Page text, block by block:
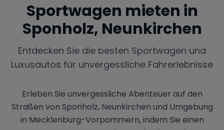
Sportwagen mieten in
Sponholz, Neunkirchen
Entdecken Sie die besten Sportwagen und
Luxusautos für unvergessliche Fahrerlebnisse
Erleben Sie unvergessliche Abenteuer auf den
Straßen von Sponholz, Neunkirchen und Umgebung
in Mecklenburg-Vorpommern, indem Sie einen